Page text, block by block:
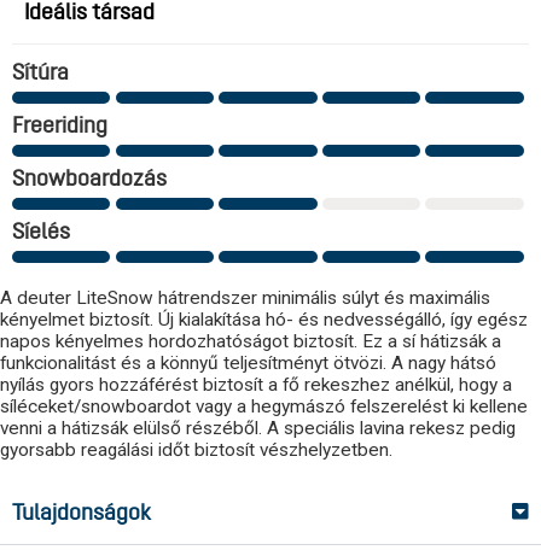
A deuter LiteSnow hátrendszer minimális súlyt és maximális
kényelmet biztosít. Új kialakítása hó- és nedvességálló, így egész
napos kényelmes hordozhatóságot biztosít. Ez a sí hátizsák a
funkcionalitást és a könnyű teljesítményt ötvözi. A nagy hátsó
nyílás gyors hozzáférést biztosít a fő rekeszhez anélkül, hogy a
síléceket/snowboardot vagy a hegymászó felszerelést ki kellene
venni a hátizsák elülső részéből. A speciális lavina rekesz pedig
gyorsabb reagálási időt biztosít vészhelyzetben.
Tulajdonságok
Ideális társad
Sítúra
Freeriding
Snowboardozás
Síelés